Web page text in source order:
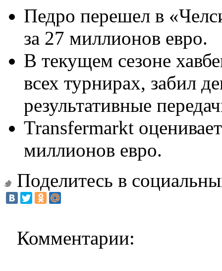
Педро перешел в
за 27 миллионов евро.
В текущем сезоне
всех турнирах, забил
результативные
Transfermarkt
миллионов евро.
Поделитесь в
Комментарии: